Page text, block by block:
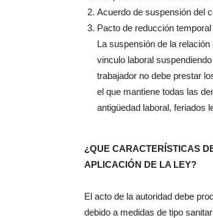
Acuerdo de suspensión del
Pacto de reducción temporal
La suspensión de la
vinculo laboral
trabajador no debe prestar
el que mantiene todas las
antigüedad laboral, feriados
¿QUE CARACTERÍSTICAS
APLICACIÓN DE LA LEY?
El acto de la autoridad debe
debido a medidas de tipo